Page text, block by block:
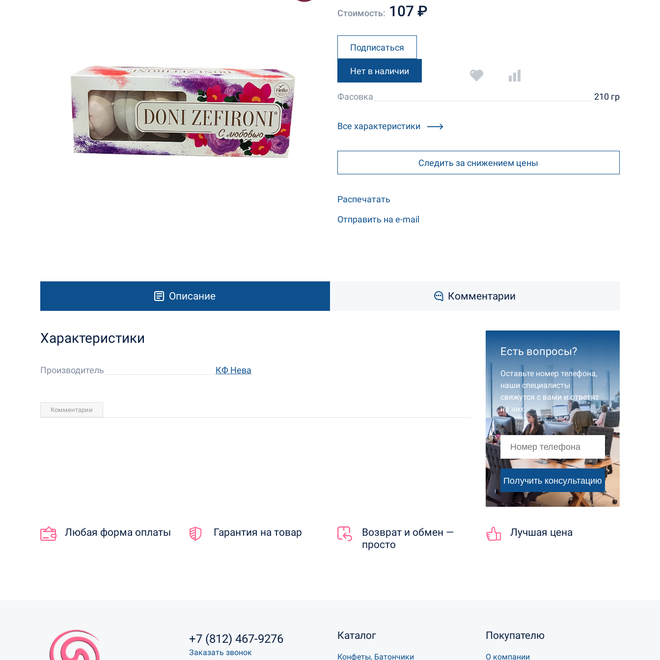
Стоимость: 107 ₽
Подписаться
Нет в наличии
Фасовка 210 гр
Все характеристики
Следить за снижением цены
Распечатать
Отправить на e-mail
Описание Комментарии
Характеристики
Производитель КФ Нева
Комментарии
Есть вопросы?
Оставьте номер телефона,
наши специалисты
свяжутся с вами и ответят
на них
Любая форма оплаты Гарантия на товар
Возврат и обмен —
просто
Лучшая цена
+7 (812) 467-9276
Заказать звонок
Каталог
Конфеты, Батончики
Покупателю
О компании